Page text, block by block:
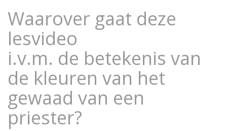
Waarover gaat deze
lesvideo
i.v.m. de betekenis van
de kleuren van het
gewaad van een
priester?